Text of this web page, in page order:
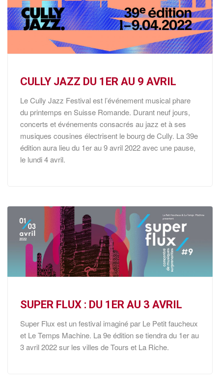
CULLY JAZZ DU 1ER AU 9 AVRIL
Le Cully Jazz Festival est l’événement musical phare
du printemps en Suisse Romande. Durant neuf jours,
concerts et événements consacrés au jazz et à ses
musiques cousines électrisent le bourg de Cully. La 39e
édition aura lieu du 1er au 9 avril 2022 avec une pause,
le lundi 4 avril.
SUPER FLUX : DU 1ER AU 3 AVRIL
Super Flux est un festival imaginé par Le Petit faucheux
et Le Temps Machine. La 9e édition se tiendra du 1er au
3 avril 2022 sur les villes de Tours et La Riche.